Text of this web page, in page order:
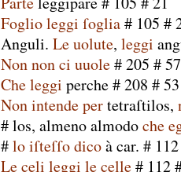
Foglioleggi ſoglia# 105 #
Anguli. Leuolute, leggi
Nonnonci uuole#205 #57
Cheleggi perche#208 #53
Nonintendepertetraſtilos,
#los, almenoalmodoche
#loiſteſſodicoàcar. # 112
Leceli leggi lecelle# 112